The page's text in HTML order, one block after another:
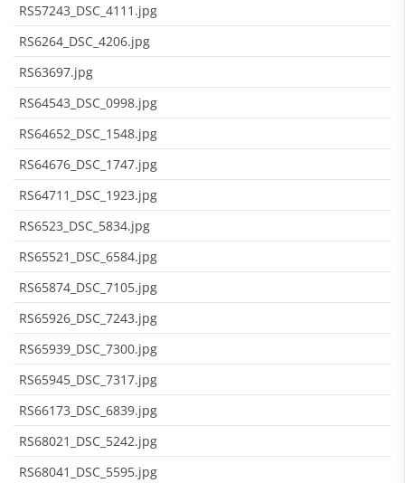
RS57243_DSC_4111.jpg
RS6264_DSC_4206.jpg
RS63697.jpg
RS64543_DSC_0998.jpg
RS64652_DSC_1548.jpg
RS64676_DSC_1747.jpg
RS64711_DSC_1923.jpg
RS6523_DSC_5834.jpg
RS65521_DSC_6584.jpg
RS65874_DSC_7105.jpg
RS65926_DSC_7243.jpg
RS65939_DSC_7300.jpg
RS65945_DSC_7317.jpg
RS66173_DSC_6839.jpg
RS68021_DSC_5242.jpg
RS68041_DSC_5595.jpg